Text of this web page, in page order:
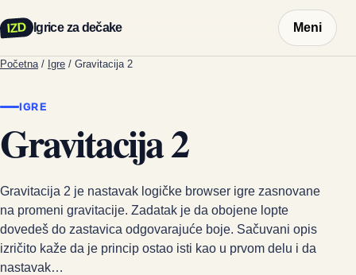
IZD Igrice za dečake Meni
Početna / Igre / Gravitacija 2
IGRE
Gravitacija 2
Gravitacija 2 je nastavak logičke browser igre zasnovane
na promeni gravitacije. Zadatak je da obojene lopte
dovedeš do zastavica odgovarajuće boje. Sačuvani opis
izričito kaže da je princip ostao isti kao u prvom delu i da
nastavak…